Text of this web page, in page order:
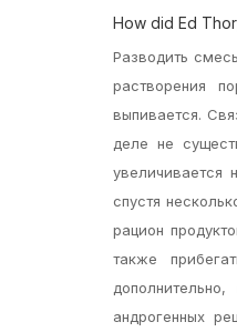
How did Ed
Разводить
растворения
выпивается.
деле не
увеличивается
спустя
рацион
также
андрогенных